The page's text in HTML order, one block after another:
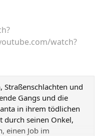
watch?
und
Gangs und die
in ihrem tödlichen
durch seinen Onkel,
einen Job im